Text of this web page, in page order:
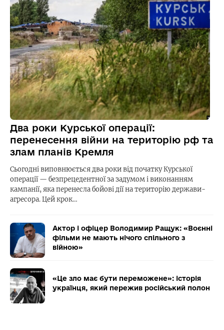
Два роки Курської операції:
перенесення війни на територію рф та
злам планів Кремля
Сьогодні виповнюється два роки від початку Курської
операції — безпрецедентної за задумом і виконанням
кампанії, яка перенесла бойові дії на територію держави-
агресора. Цей крок…
Актор і офіцер Володимир Ращук: «Воєнні
фільми не мають нічого спільного з
війною»
«Це зло має бути переможене»: історія
українця, який пережив російський полон